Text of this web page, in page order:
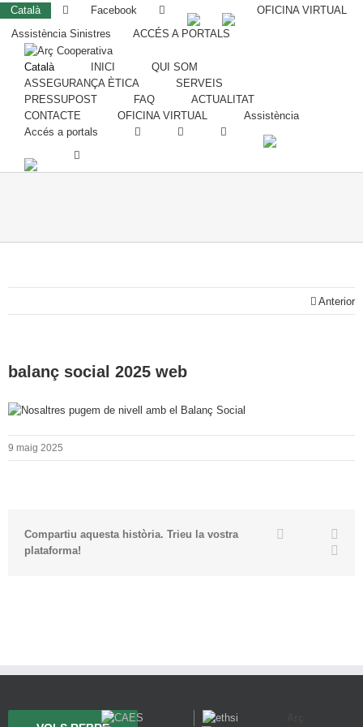
Català Facebook
OFICINA VIRTUAL
Assistència Sinistres
ACCÉS A PORTALS
Català INICI
QUI SOM
ASSEGURANÇA ÈTICA
SERVEIS
PRESSUPOST
FAQ
ACTUALITAT
CONTACTE
OFICINA VIRTUAL
Assistència
Accés a portals
Anterior
balanç social 2025 web
9 maig 2025
Compartiu aquesta història. Trieu la vostra
plataforma!
Facebook
Twitter